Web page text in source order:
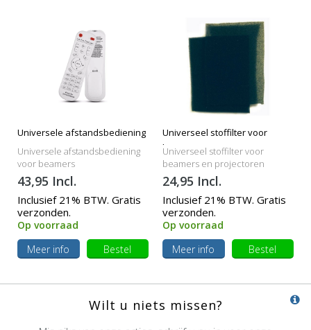
Universele afstandsbediening
Universele afstandsbediening
voor beamers
43,95 Incl.
Inclusief 21% BTW. Gratis
verzonden.
Op voorraad
Meer info
Bestel
Universeel stoffilter voor
beamers
Universeel stoffilter voor
beamers en projectoren
24,95 Incl.
Inclusief 21% BTW. Gratis
verzonden.
Op voorraad
Meer info
Bestel
Wilt u niets missen?